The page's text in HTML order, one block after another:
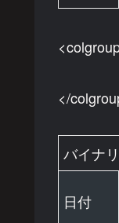
</
バイナ
日付